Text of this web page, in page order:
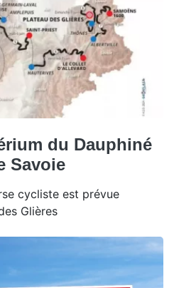
du Dauphiné
Savoie
cycliste est prévue
Glières